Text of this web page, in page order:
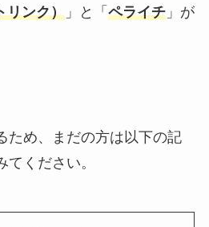
リンク）」と「 ペライチ」が
ため、まだの方は以下の記
ください。